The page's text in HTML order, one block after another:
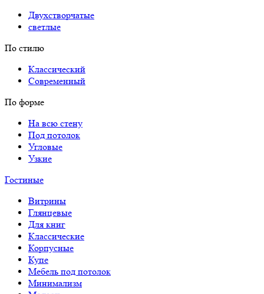
Двухстворчатые
светлые
По стилю
Классический
Современный
По форме
На всю стену
Под потолок
Угловые
Узкие
Гостиные
Витрины
Глянцевые
Для книг
Классические
Корпусные
Купе
Мебель под потолок
Минимализм